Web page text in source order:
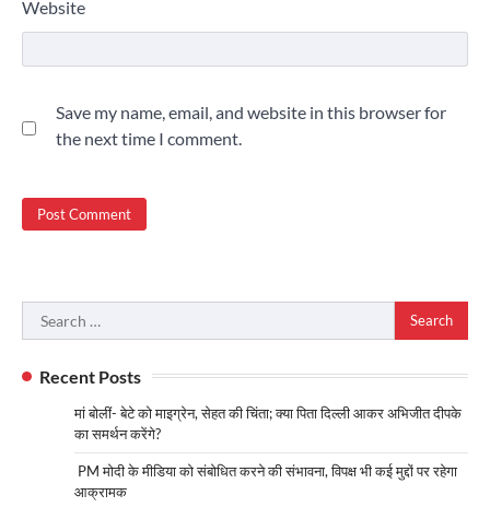
Website
Save my name, email, and website in this browser for
the next time I comment.
Search
for:
Recent Posts
मां बोलीं- बेटे को माइग्रेन, सेहत की चिंता; क्या पिता दिल्ली आकर अभिजीत दीपके
का समर्थन करेंगे?
PM मोदी के मीडिया को संबोधित करने की संभावना, विपक्ष भी कई मुद्दों पर रहेगा
आक्रामक